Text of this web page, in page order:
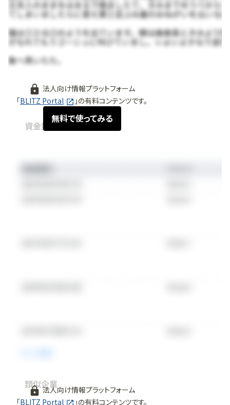
法人向け情報プラットフォーム
「BLITZ Portal 」の有料コンテンツです。
無料で使ってみる
資金調達情報
法人向け情報プラットフォーム
「BLITZ Portal 」の有料コンテンツです。
類似企業